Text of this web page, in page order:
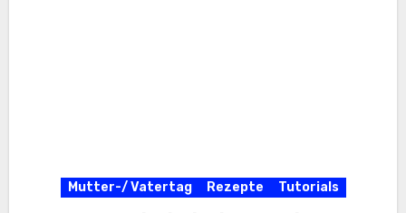
Mutter-/ Vatertag Rezepte Tutorials